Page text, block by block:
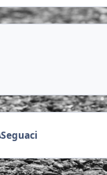
Seguaci